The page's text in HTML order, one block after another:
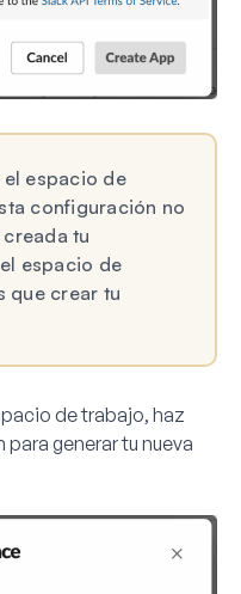
espacio de
configuración no
tu
espacio de
que crear tu
de trabajo, haz
para generar tu nueva